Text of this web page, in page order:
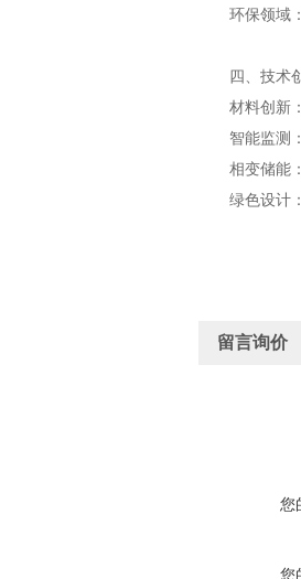
环保领域：
四、技术
材料创新：
智能监测：
相变储能：
绿色设计：
留言询价
您
您